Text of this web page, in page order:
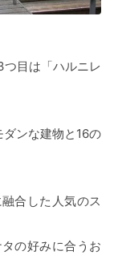
目は「ハルニレ
ンな建物と16の
合した人気のス
の好みに合うお